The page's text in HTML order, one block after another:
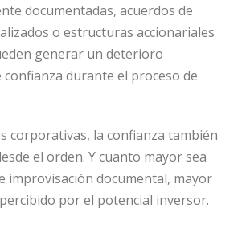
documentadas, acuerdos de
o estructuras accionariales
generar un deterioro
confianza durante el proceso de
corporativas, la confianza también
el orden. Y cuanto mayor sea
improvisación documental, mayor
por el potencial inversor.